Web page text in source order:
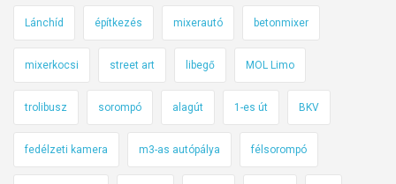
d
k
Lánchíd építkezés mixerautó betonmixer
mixerkocsi street art libegő MOL Limo
trolibusz sorompó alagút 1-es út BKV
fedélzeti kamera m3-as autópálya félsorompó